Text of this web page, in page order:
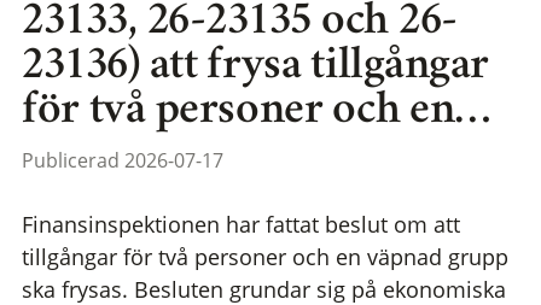
23133, 26-23135 och 26-
23136) att frysa tillgångar
för två personer och en…
Publicerad 2026-07-17
Finansinspektionen har fattat beslut om att
tillgångar för två personer och en väpnad grupp
ska frysas. Besluten grundar sig på ekonomiska